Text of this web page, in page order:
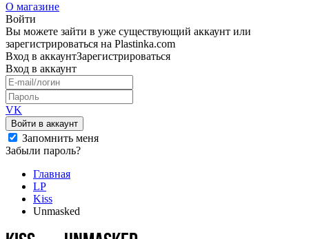
О магазине
Войти
Вы можете зайти в уже существующий аккаунт или
зарегистрироваться на Plastinka.com
Вход в аккаунтЗарегистрироваться
Вход в аккаунт
VK
Войти в аккаунт
Запомнить меня
Забыли пароль?
Главная
LP
Kiss
Unmasked